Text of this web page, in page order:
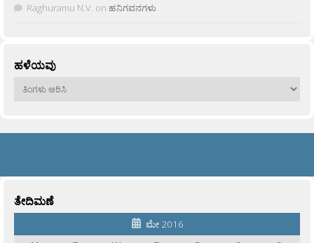
Raghuramu N.V. on ಹನಿಗವನಗಳು
ಹಳೆಯವು
ಹಳೆಯವು
ತೇದಿಮಣೆ
ಮೇ 2016